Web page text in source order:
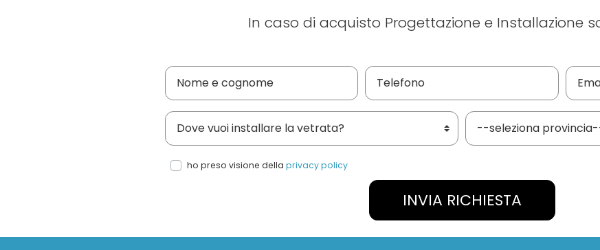
In caso di acquisto Progettazione e Installazione
Dove vuoi installare le vetrate? Provincia
ho preso visione della privacy policy
INVIA RICHIESTA